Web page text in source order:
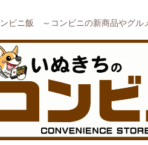
ビニ飯 ～コンビニの新商品やグル